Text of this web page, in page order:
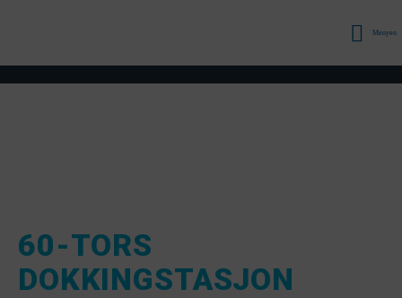
Menyen
60-TORS
DOKKINGSTASJON